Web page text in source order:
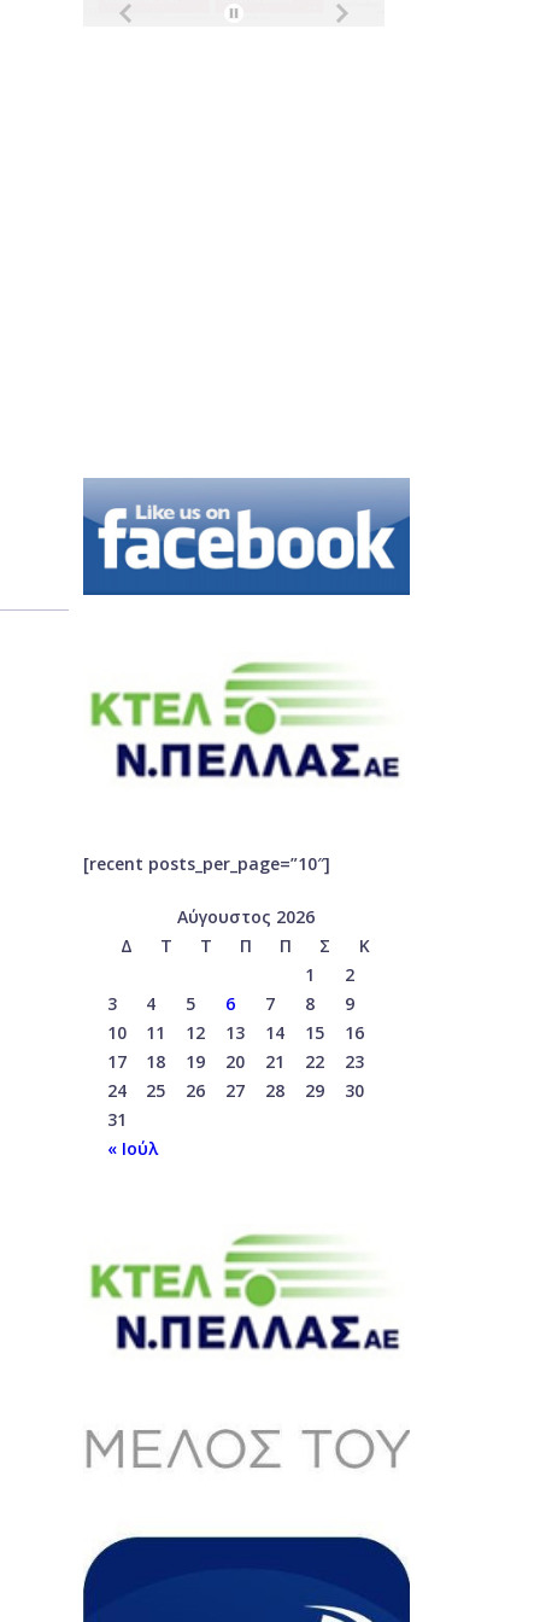
[recent posts_per_page=”10″]
Αύγουστος 2026
Δ
Τ Τ Π Π Σ
Κ
1
2
3
4 5 6 7 8
9
10
11 12 13 14 15
16
17
18 19 20 21 22
23
24
25 26 27 28 29
30
31
« Ιούλ